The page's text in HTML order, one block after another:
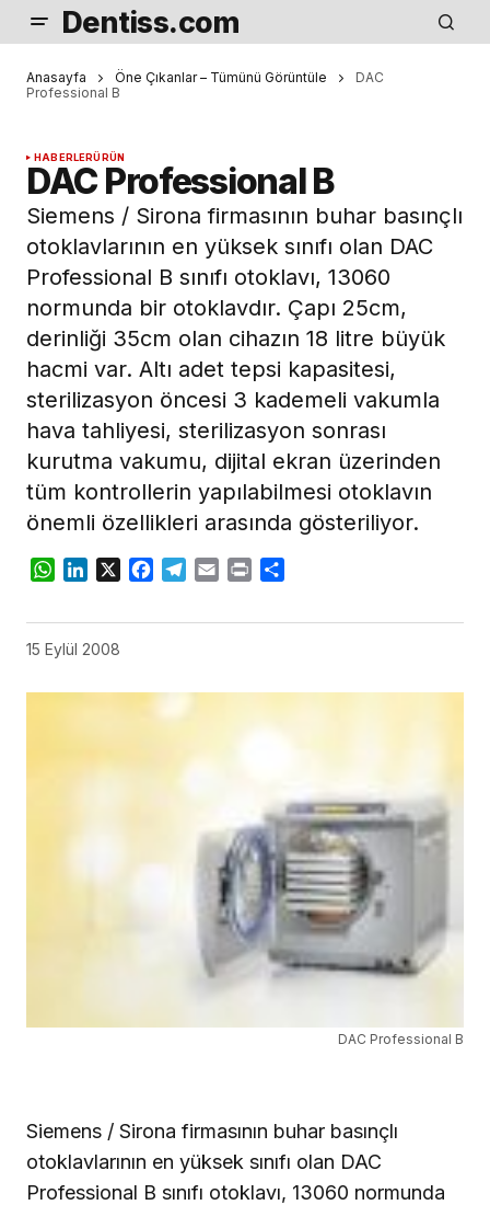
Dentiss.com
Anasayfa Öne Çıkanlar – Tümünü Görüntüle
DAC
Professional B
HABERLERÜRÜN
DAC Professional B
Siemens / Sirona firmasının buhar basınçlı
otoklavlarının en yüksek sınıfı olan DAC
Professional B sınıfı otoklavı, 13060
normunda bir otoklavdır. Çapı 25cm,
derinliği 35cm olan cihazın 18 litre büyük
hacmi var. Altı adet tepsi kapasitesi,
sterilizasyon öncesi 3 kademeli vakumla
hava tahliyesi, sterilizasyon sonrası
kurutma vakumu, dijital ekran üzerinden
tüm kontrollerin yapılabilmesi otoklavın
önemli özellikleri arasında gösteriliyor.
WhatsApp
LinkedIn
X Facebook
Telegram
Email Print
15 Eylül 2008
DAC Professional B
Siemens / Sirona firmasının buhar basınçlı
otoklavlarının en yüksek sınıfı olan DAC
Professional B sınıfı otoklavı, 13060 normunda